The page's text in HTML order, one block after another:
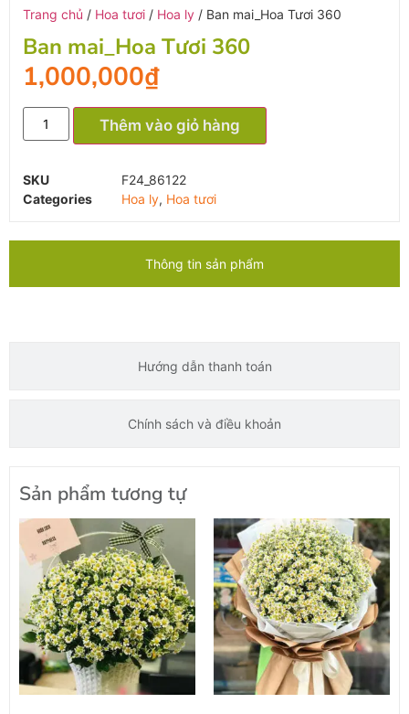
Trang chủ / Hoa tươi / Hoa ly / Ban mai_Hoa Tươi 360
Ban mai_Hoa Tươi 360
1,000,000₫
Thêm vào giỏ hàng
SKU
F24_86122
Categories
Hoa ly, Hoa tươi
Thông tin sản phẩm
Hướng dẫn thanh toán
Chính sách và điều khoản
Sản phẩm tương tự